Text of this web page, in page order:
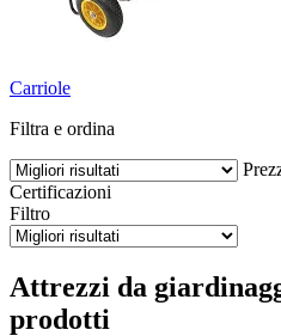
Carriole
Filtra e ordina
Certificazioni
Filtro
Attrezzi da
prodotti